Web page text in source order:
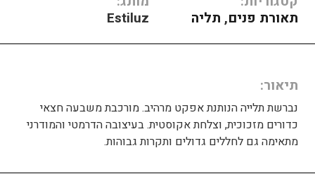
תאורת פנים, תליה
Estiluz
תיאור
נברשת תלייה הנותנת אפקט מרהיב. מורכבת משבעה חצאי
כדורים מזכוכית, וצלחת אקוסטית. בעיצובה הדרמטי והמודרני
מתאימה גם לחללים גדולים ותקרות גבוהות.